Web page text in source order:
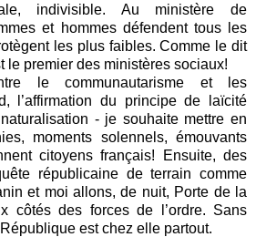
indivisible. Au ministère de
et hommes défendent tous les
les plus faibles. Comme le dit
le premier des ministères sociaux!
le communautarisme et les
l’affirmation du principe de laïcité
- je souhaite mettre en
moments solennels, émouvants
citoyens français! Ensuite, des
républicaine de terrain comme
et moi allons, de nuit, Porte de la
côtés des forces de l’ordre. Sans
est chez elle partout.